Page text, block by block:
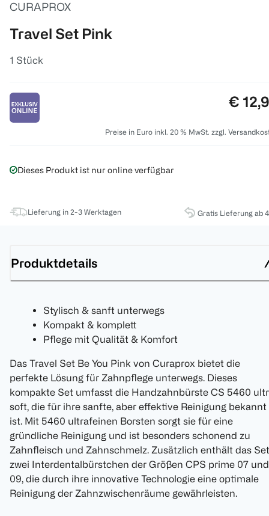
CURAPROX
Travel Set Pink
1 Stück
Preis:
€
Preise in Euro inkl. 20 % MwSt. zzgl.
Dieses Produkt ist nur online verfügbar
Lieferung in 2-3 Werktagen Gratis Lieferung ab
Produktdetails
Stylisch & sanft unterwegs
Kompakt & komplett
Pflege mit Qualität & Komfort
Das Travel Set Be You Pink von Curaprox bietet die
perfekte Lösung für Zahnpflege unterwegs. Dieses
kompakte Set umfasst die Handzahnbürste CS 5460
soft, die für ihre sanfte, aber effektive Reinigung bekannt
ist. Mit 5460 ultrafeinen Borsten sorgt sie für eine
gründliche Reinigung und ist besonders schonend zu
Zahnfleisch und Zahnschmelz. Zusätzlich enthält das Set
zwei Interdentalbürstchen der Größen CPS prime 07 und
09, die durch ihre innovative Technologie eine optimale
Reinigung der Zahnzwischenräume gewährleisten.